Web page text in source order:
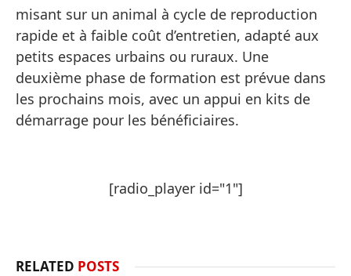
misant sur un animal à cycle de reproduction
rapide et à faible coût d’entretien, adapté aux
petits espaces urbains ou ruraux. Une
deuxième phase de formation est prévue dans
les prochains mois, avec un appui en kits de
démarrage pour les bénéficiaires.
[radio_player id="1"]
RELATED POSTS